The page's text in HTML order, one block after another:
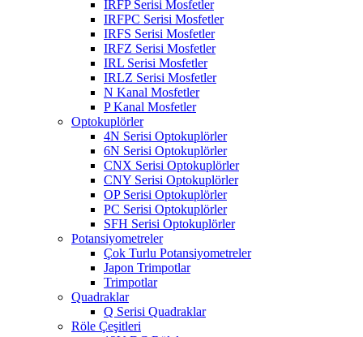
IRFP Serisi Mosfetler
IRFPC Serisi Mosfetler
IRFS Serisi Mosfetler
IRFZ Serisi Mosfetler
IRL Serisi Mosfetler
IRLZ Serisi Mosfetler
N Kanal Mosfetler
P Kanal Mosfetler
Optokuplörler
4N Serisi Optokuplörler
6N Serisi Optokuplörler
CNX Serisi Optokuplörler
CNY Serisi Optokuplörler
OP Serisi Optokuplörler
PC Serisi Optokuplörler
SFH Serisi Optokuplörler
Potansiyometreler
Çok Turlu Potansiyometreler
Japon Trimpotlar
Trimpotlar
Quadraklar
Q Serisi Quadraklar
Röle Çeşitleri